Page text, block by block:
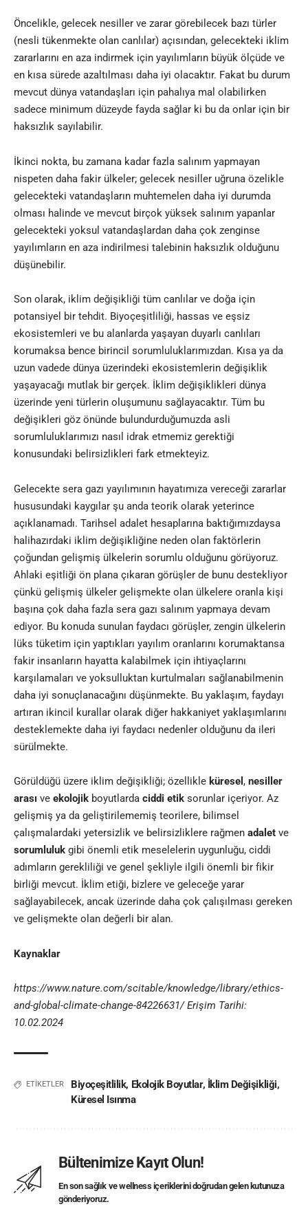
Öncelikle, gelecek nesiller ve zarar görebilecek bazı türler
(nesli tükenmekte olan canlılar) açısından, gelecekteki iklim
zararlarını en aza indirmek için yayılımların büyük ölçüde ve
en kısa sürede azaltılması daha iyi olacaktır. Fakat bu durum
mevcut dünya vatandaşları için pahalıya mal olabilirken
sadece minimum düzeyde fayda sağlar ki bu da onlar için bir
haksızlık sayılabilir.
İkinci nokta, bu zamana kadar fazla salınım yapmayan
nispeten daha fakir ülkeler; gelecek nesiller uğruna özelikle
gelecekteki vatandaşların muhtemelen daha iyi durumda
olması halinde ve mevcut birçok yüksek salınım yapanlar
gelecekteki yoksul vatandaşlardan daha çok zenginse
yayılımların en aza indirilmesi talebinin haksızlık olduğunu
düşünebilir.
Son olarak, iklim değişikliği tüm canlılar ve doğa için
potansiyel bir tehdit. Biyoçeşitliliği, hassas ve eşsiz
ekosistemleri ve bu alanlarda yaşayan duyarlı canlıları
korumaksa bence birincil sorumluluklarımızdan. Kısa ya da
uzun vadede dünya üzerindeki ekosistemlerin değişiklik
yaşayacağı mutlak bir gerçek. İklim değişiklikleri dünya
üzerinde yeni türlerin oluşumunu sağlayacaktır. Tüm bu
değişikleri göz önünde bulundurduğumuzda asli
sorumluluklarımızı nasıl idrak etmemiz gerektiği
konusundaki belirsizlikleri fark etmekteyiz.
Gelecekte sera gazı yayılımının hayatımıza vereceği zararlar
hususundaki kaygılar şu anda teorik olarak yeterince
açıklanamadı. Tarihsel adalet hesaplarına baktığımızdaysa
halihazırdaki iklim değişikliğine neden olan faktörlerin
çoğundan gelişmiş ülkelerin sorumlu olduğunu görüyoruz.
Ahlaki eşitliği ön plana çıkaran görüşler de bunu destekliyor
çünkü gelişmiş ülkeler gelişmekte olan ülkelere oranla kişi
başına çok daha fazla sera gazı salınım yapmaya devam
ediyor. Bu konuda sunulan faydacı görüşler, zengin ülkelerin
lüks tüketim için yaptıkları yayılım oranlarını korumaktansa
fakir insanların hayatta kalabilmek için ihtiyaçlarını
karşılamaları ve yoksulluktan kurtulmaları sağlanabilmenin
daha iyi sonuçlanacağını düşünmekte. Bu yaklaşım, faydayı
artıran ikincil kurallar olarak diğer hakkaniyet yaklaşımlarını
desteklemekte daha iyi faydacı nedenler olduğunu da ileri
sürülmekte.
Görüldüğü üzere iklim değişikliği; özellikle küresel , nesiller
arası ve ekolojik boyutlarda ciddi etik sorunlar içeriyor. Az
gelişmiş ya da geliştirilememiş teorilere, bilimsel
çalışmalardaki yetersizlik ve belirsizliklere rağmen adalet ve
sorumluluk gibi önemli etik meselelerin uygunluğu, ciddi
adımların gerekliliği ve genel şekliyle ilgili önemli bir fikir
birliği mevcut. İklim etiği, bizlere ve geleceğe yarar
sağlayabilecek, ancak üzerinde daha çok çalışılması gereken
ve gelişmekte olan değerli bir alan.
Kaynaklar
https://www.nature.com/scitable/knowledge/library/ethics-
and-global-climate-change-84226631/Erişim Tarihi:
10.02.2024
ETİKETLER Biyoçeşitlilik, Ekolojik Boyutlar, İklim Değişikliği,
Küresel Isınma
Bültenimize Kayıt Olun!
En son sağlık ve wellness içeriklerini doğrudan gelen kutunuza
gönderiyoruz.